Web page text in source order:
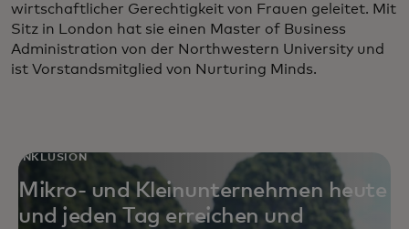
wirtschaftlicher Gerechtigkeit von Frauen geleitet. Mit
Sitz in London hat sie einen Master of Business
Administration von der Northwestern University und
ist Vorstandsmitglied von Nurturing Minds.
INKLUSION
Mikro- und Kleinunternehmen heute
und jeden Tag erreichen und